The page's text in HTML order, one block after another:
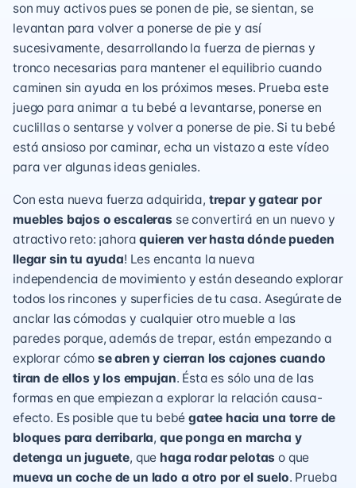
son muy activos pues se ponen de pie, se sientan, se
levantan para volver a ponerse de pie y así
sucesivamente, desarrollando la fuerza de piernas y
tronco necesarias para mantener el equilibrio cuando
caminen sin ayuda en los próximos meses. Prueba este
juego para animar a tu bebé a levantarse, ponerse en
cuclillas o sentarse y volver a ponerse de pie. Si tu bebé
está ansioso por caminar, echa un vistazo a este vídeo
para ver algunas ideas geniales.
Con esta nueva fuerza adquirida, trepar y gatear por
muebles bajos o escaleras se convertirá en un nuevo y
atractivo reto: ¡ahoraquieren ver hasta dónde pueden
llegar sin tu ayuda! Les encanta la nueva
independencia de movimiento y están deseando explorar
todos los rincones y superficies de tu casa. Asegúrate de
anclar las cómodas y cualquier otro mueble a las
paredes porque, además de trepar, están empezando a
explorar cómo se abren y cierran los cajones cuando
tiran de ellos y los empujan. Ésta es sólo una de las
formas en que empiezan a explorar la relación causa-
efecto. Es posible que tu bebé gatee hacia una torre de
bloques para derribarla, que ponga en marcha y
detenga un juguete, que haga rodar pelotas o que
mueva un coche de un lado a otro por el suelo. Prueba